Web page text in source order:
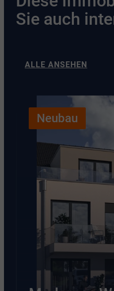
Sie auch
ALLE ANSEHEN
Neubau